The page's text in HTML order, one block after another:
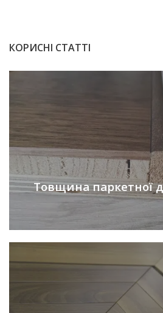
КОРИСНІ СТАТТІ
Товщина паркетної